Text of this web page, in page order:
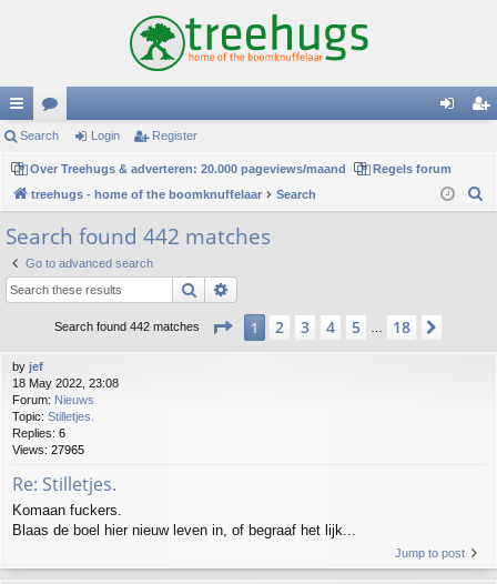
ui
ck
lin
ks
or
u
m
s
in
er
Search Login Register
Over Treehugs & adverteren: 20.000 pageviews/maand
Regels forum
treehugs - home of the boomknuffelaar
Search
Search found 442 matches
Go to advanced search
Search
Search found 442 matches Page 1of18
1 2 3 4 5 18
by jef
18 May 2022, 23:08
Forum: Nieuws
Topic: Stilletjes.
Replies: 6
Views: 27965
Re: Stilletjes.
Komaan fuckers.
Blaas de boel hier nieuw leven in, of begraaf het lijk...
Jump to post